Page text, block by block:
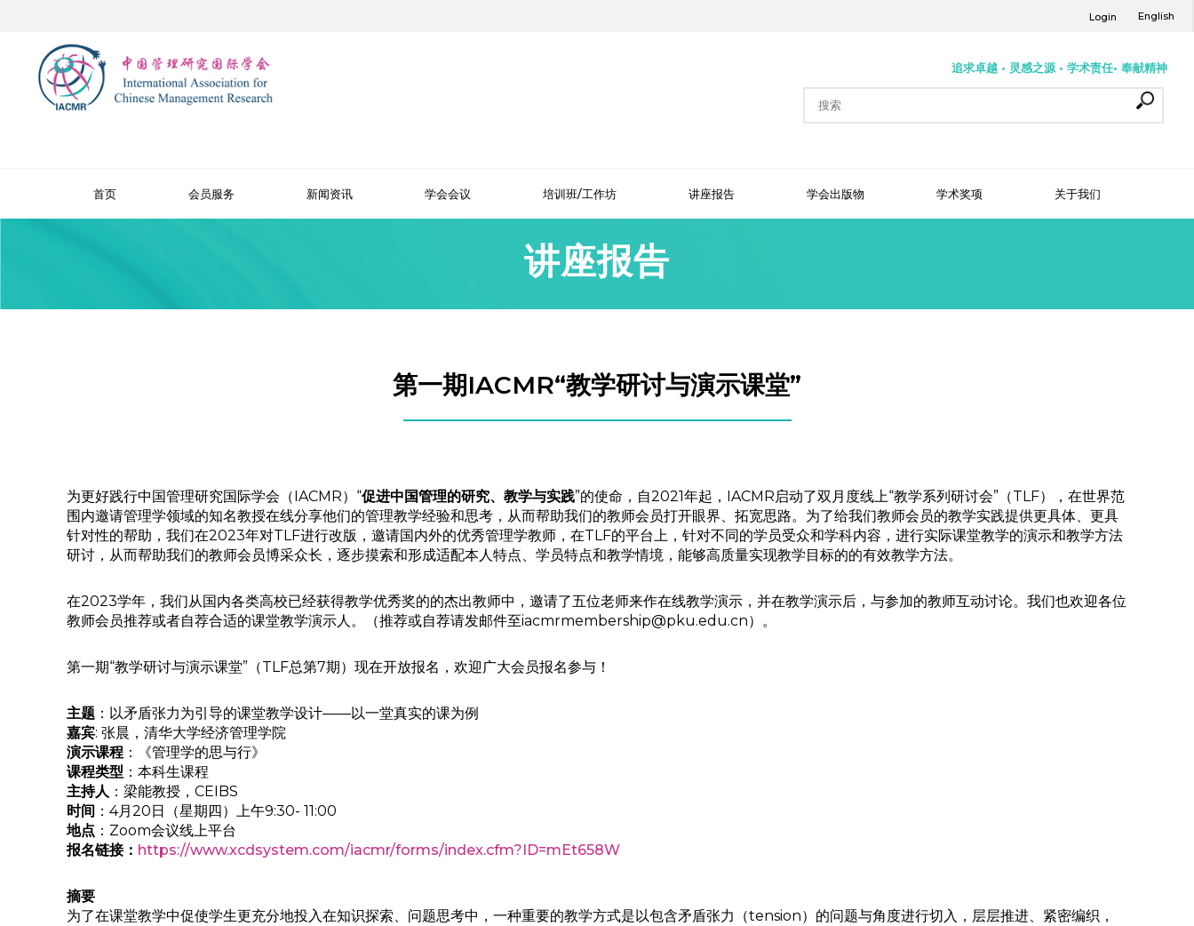
Login English
追求卓越 • 灵感之源 • 学术责任• 奉献精神
首页 会员服务 新闻资讯 学会会议 培训班/工作坊 讲座报告 学会出版物 学术奖项 关于我们
讲座报告
第一期IACMR“教学研讨与演示课堂”
为更好践行中国管理研究国际学会（IACMR）“促进中国管理的研究、教学与实践”的使命，自2021年起，IACMR启动了双月度线上“教学系列研讨会”（TLF），在世界范
围内邀请管理学领域的知名教授在线分享他们的管理教学经验和思考，从而帮助我们的教师会员打开眼界、拓宽思路。为了给我们教师会员的教学实践提供更具体、更具
针对性的帮助，我们在2023年对TLF进行改版，邀请国内外的优秀管理学教师，在TLF的平台上，针对不同的学员受众和学科内容，进行实际课堂教学的演示和教学方法
研讨，从而帮助我们的教师会员博采众长，逐步摸索和形成适配本人特点、学员特点和教学情境，能够高质量实现教学目标的的有效教学方法。
在2023学年，我们从国内各类高校已经获得教学优秀奖的的杰出教师中，邀请了五位老师来作在线教学演示，并在教学演示后，与参加的教师互动讨论。我们也欢迎各位
教师会员推荐或者自荐合适的课堂教学演示人。（推荐或自荐请发邮件至iacmrmembership@pku.edu.cn）。
第一期“教学研讨与演示课堂”（TLF总第7期）现在开放报名，欢迎广大会员报名参与！
主题 ：以矛盾张力为引导的课堂教学设计——以一堂真实的课为例
嘉宾: 张晨，清华大学经济管理学院
演示课程 ：《管理学的思与行》
课程类型 ：本科生课程
主持人 ：梁能教授，CEIBS
时间 ：4月20日（星期四）上午9:30- 11:00
地点 ：Zoom会议线上平台
报名链接： https://www.xcdsystem.com/iacmr/forms/index.cfm?ID=mEt658W
摘要
为了在课堂教学中促使学生更充分地投入在知识探索、问题思考中，一种重要的教学方式是以包含矛盾张力（tension）的问题与角度进行切入，层层推进、紧密编织，